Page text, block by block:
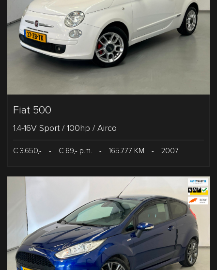
Fiat 500
1.4-16V Sport / 100hp / Airco
€ 3.650,- - € 69,- p.m. - 165.777 KM - 2007